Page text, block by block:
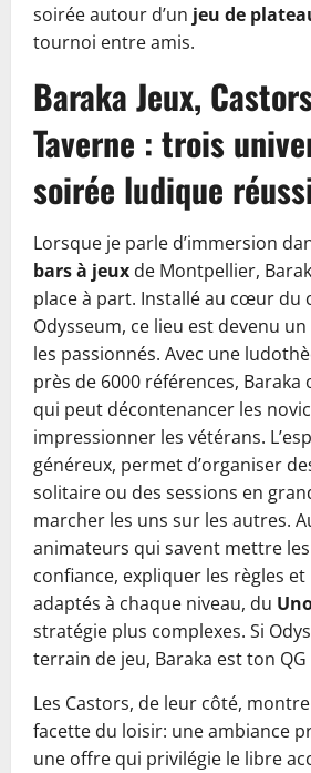
soirée autour d’un jeu de
tournoi entre amis.
Baraka Jeux,
Taverne : trois
soirée ludique
Lorsque je parle d’immersion
bars à jeux de Montpellier,
place à part. Installé au cœur du
Odysseum, ce lieu est devenu
les passionnés. Avec une
près de 6000 références,
qui peut décontenancer les
impressionner les vétérans.
généreux, permet d’organiser
solitaire ou des sessions en
marcher les uns sur les autres.
animateurs qui savent mettre
confiance, expliquer les règles
adaptés à chaque niveau, du
stratégie plus complexes. Si
terrain de jeu, Baraka est ton QG
Les Castors, de leur côté,
facette du loisir: une ambiance
une offre qui privilégie le libre